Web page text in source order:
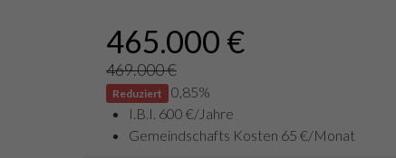
465.000 €
469.000 €
Reduziert 0,85%
I.B.I. 600 €/Jahre
Gemeindschafts Kosten 65 €/Monat